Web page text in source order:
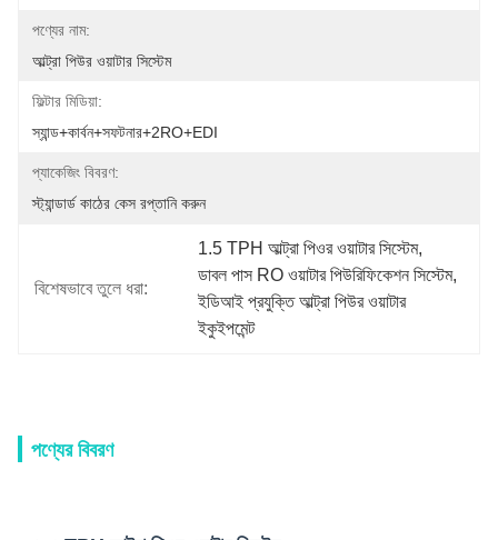
পণ্যের নাম:
আল্ট্রা পিউর ওয়াটার সিস্টেম
ফিল্টার মিডিয়া:
স্যান্ড+কার্বন+সফটনার+2RO+EDI
প্যাকেজিং বিবরণ:
স্ট্যান্ডার্ড কাঠের কেস রপ্তানি করুন
বিশেষভাবে তুলে ধরা:
1.5 TPH আল্ট্রা পিওর ওয়াটার সিস্টেম,
ডাবল পাস RO ওয়াটার পিউরিফিকেশন সিস্টেম
ইডিআই প্রযুক্তি আল্ট্রা পিউর ওয়াটার
ইকুইপমেন্ট
পণ্যের বিবরণ